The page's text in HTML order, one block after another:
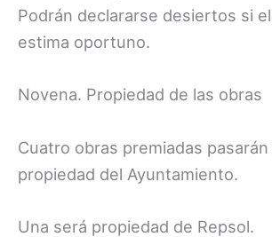
Podrán declararse desiertos si
estima oportuno.
Novena. Propiedad de las obras
Cuatro obras premiadas
propiedad del Ayuntamiento.
Una será propiedad de Repsol.